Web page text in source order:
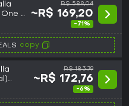
One /
R$ 589,04
~R$ 169,20
-71%
copy
X|S)
R$ 183,79
~R$ 172,76
-6%